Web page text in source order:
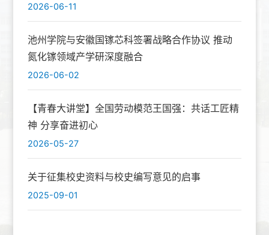
2026-06-11
池州学院与安徽国镓芯科签署战略合作协议 推动
氮化镓领域产学研深度融合
2026-06-02
【青春大讲堂】全国劳动模范王国强：共话工匠精
神 分享奋进初心
2026-05-27
关于征集校史资料与校史编写意见的启事
2025-09-01